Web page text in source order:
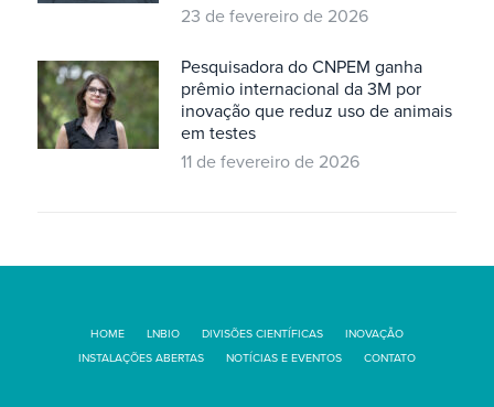
23 de fevereiro de 2026
Pesquisadora do CNPEM ganha
prêmio internacional da 3M por
inovação que reduz uso de animais
em testes
11 de fevereiro de 2026
HOME LNBIO DIVISÕES CIENTÍFICAS
INOVAÇÃO
INSTALAÇÕES ABERTAS
NOTÍCIAS E EVENTOS CONTATO